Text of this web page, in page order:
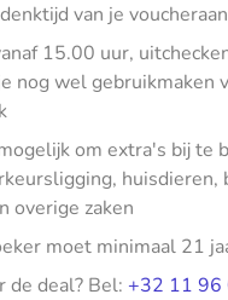
van je
15.00 uur,
nog wel gebruikmaken
om extra's bij te
huisdieren,
overige zaken
moet minimaal 21
de deal? Bel: +32 11 96